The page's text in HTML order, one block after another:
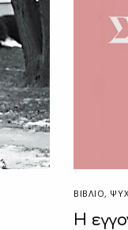
ΒΙΒΛΊΟ,
Η